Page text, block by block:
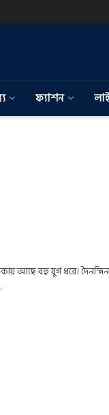
ফ্যাশন
আছে বহু যুগ ধরে।